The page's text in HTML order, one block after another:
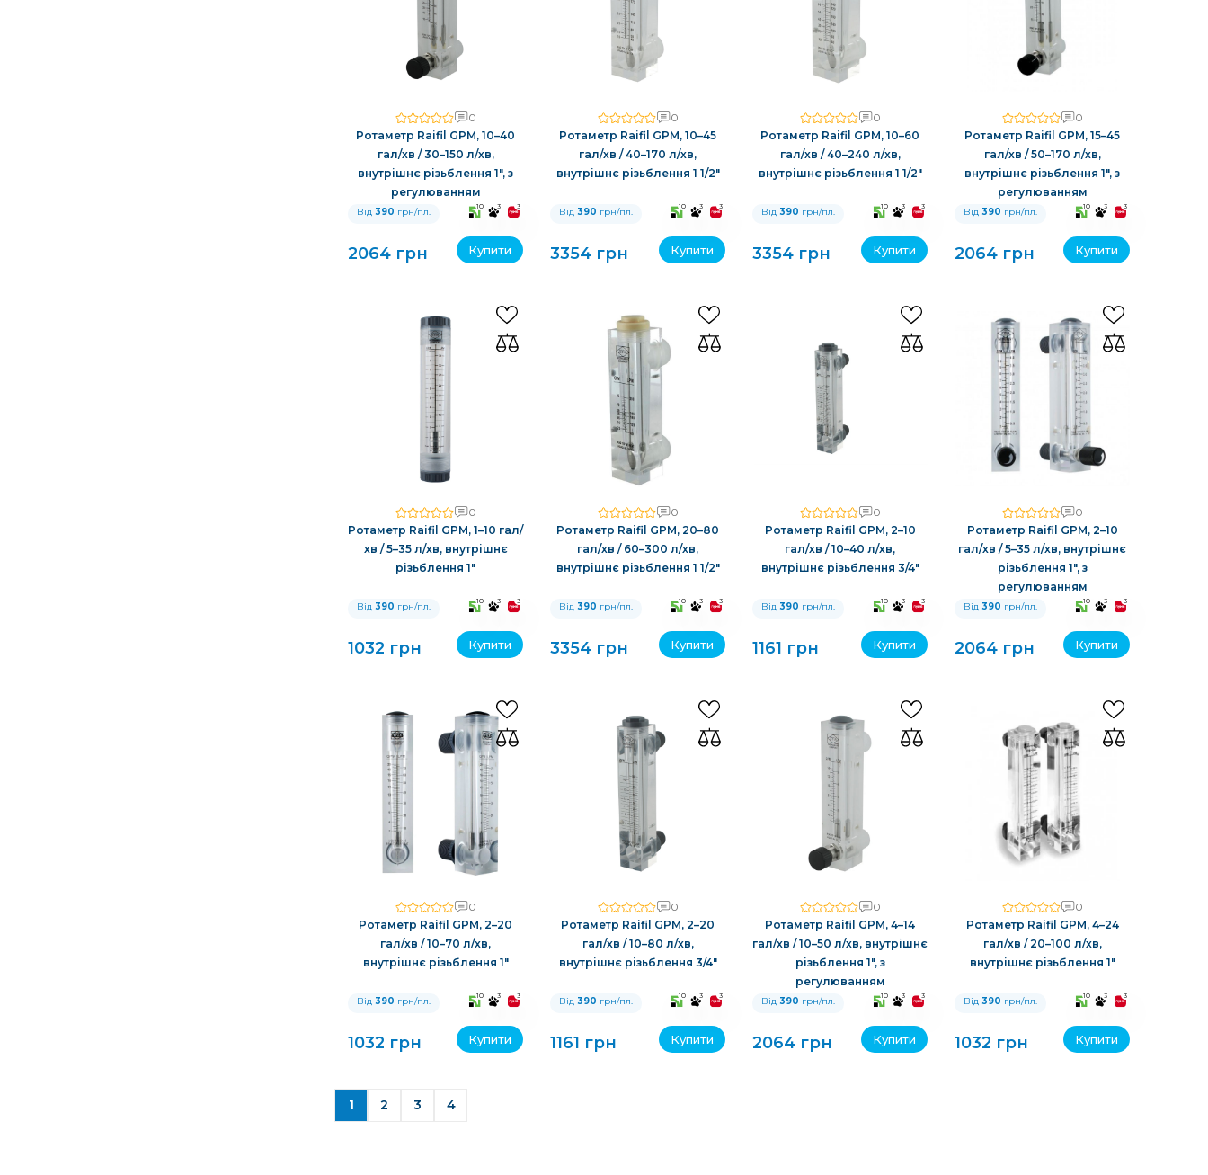
0
Ротаметр Raifil GPM, 10–40
гал/хв / 30–150 л/хв,
внутрішнє різьблення 1″, з
регулюванням
Від 390 грн/пл. 10 3 3
2064 грн Купити
0
Ротаметр Raifil GPM, 10–45
гал/хв / 40–170 л/хв,
внутрішнє різьблення 1 1/2″
Від 390 грн/пл. 10 3 3
3354 грн Купити
0
Ротаметр Raifil GPM, 10–60
гал/хв / 40–240 л/хв,
внутрішнє різьблення 1 1/2″
Від 390 грн/пл. 10 3 3
3354 грн Купити
0
Ротаметр Raifil GPM, 15–45
гал/хв / 50–170 л/хв,
внутрішнє різьблення 1″, з
регулюванням
Від 390 грн/пл. 10 3 3
2064 грн Купити
0
Ротаметр Raifil GPM, 1–10 гал/
хв / 5–35 л/хв, внутрішнє
різьблення 1″
Від 390 грн/пл. 10 3 3
1032 грн Купити
0
Ротаметр Raifil GPM, 20–80
гал/хв / 60–300 л/хв,
внутрішнє різьблення 1 1/2″
Від 390 грн/пл. 10 3 3
3354 грн Купити
0
Ротаметр Raifil GPM, 2–10
гал/хв / 10–40 л/хв,
внутрішнє різьблення 3/4″
Від 390 грн/пл. 10 3 3
1161 грн Купити
0
Ротаметр Raifil GPM, 2–10
гал/хв / 5–35 л/хв, внутрішнє
різьблення 1″, з
регулюванням
Від 390 грн/пл. 10 3 3
2064 грн Купити
0
Ротаметр Raifil GPM, 2–20
гал/хв / 10–70 л/хв,
внутрішнє різьблення 1″
Від 390 грн/пл. 10 3 3
1032 грн Купити
0
Ротаметр Raifil GPM, 2–20
гал/хв / 10–80 л/хв,
внутрішнє різьблення 3/4″
Від 390 грн/пл. 10 3 3
1161 грн Купити
0
Ротаметр Raifil GPM, 4–14
гал/хв / 10–50 л/хв, внутрішнє
різьблення 1″, з
регулюванням
Від 390 грн/пл. 10 3 3
2064 грн Купити
0
Ротаметр Raifil GPM, 4–24
гал/хв / 20–100 л/хв,
внутрішнє різьблення 1″
Від 390 грн/пл. 10 3 3
1032 грн Купити
1 2 3 4